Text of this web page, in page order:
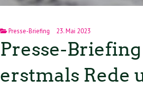
Presse-Briefing 23. Mai 2023
Presse-Briefing
erstmals Rede